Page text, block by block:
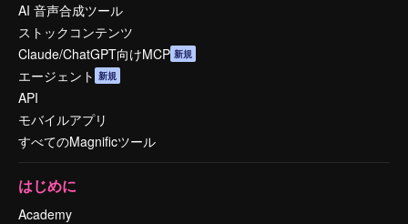
AI 音声合成ツール
ストックコンテンツ
Claude/ChatGPT向けMCP 新規
エージェント 新規
API
モバイルアプリ
すべてのMagnificツール
はじめに
Academy